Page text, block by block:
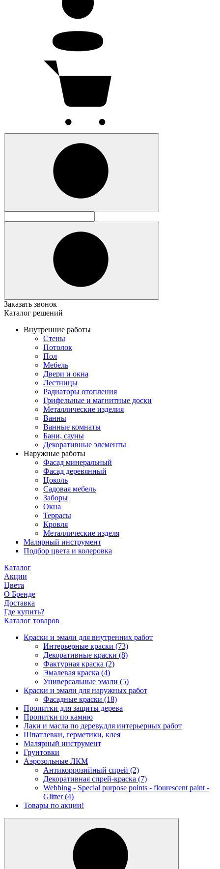
Заказать звонок
Каталог решений
Внутренние работы
Стены
Потолок
Пол
Мебель
Двери и окна
Лестницы
Радиаторы отопления
Грифельные и магнитные доски
Металлические изделия
Ванны
Ванные комнаты
Бани, сауны
Декоративные элементы
Наружные работы
Фасад минеральный
Фасад деревянный
Цоколь
Садовая мебель
Заборы
Окна
Террасы
Кровля
Металлические изделя
Малярный инструмент
Подбор цвета и колеровка
Каталог
Акции
Цвета
О Бренде
Доставка
Где купить?
Каталог товаров
Краски и эмали для внутренних работ
Интерьерные краски (73)
Декоративные краски (8)
Фактурная краска (2)
Эмалевая краска (4)
Универсальные эмали (5)
Краски и эмали для наружных работ
Фасадные краски (18)
Пропитки для защиты дерева
Пропитки по камню
Лаки и масла по дереву,для интерьерных работ
Шпатлевки, герметики, клея
Малярный инструмент
Грунтовки
Аэрозольные ЛКМ
Антикоррозийный спрей (2)
Декоративная спрей-краска (7)
Webbing - Special purpose points - flourescent paint -
Glitter (4)
Товары по акции!